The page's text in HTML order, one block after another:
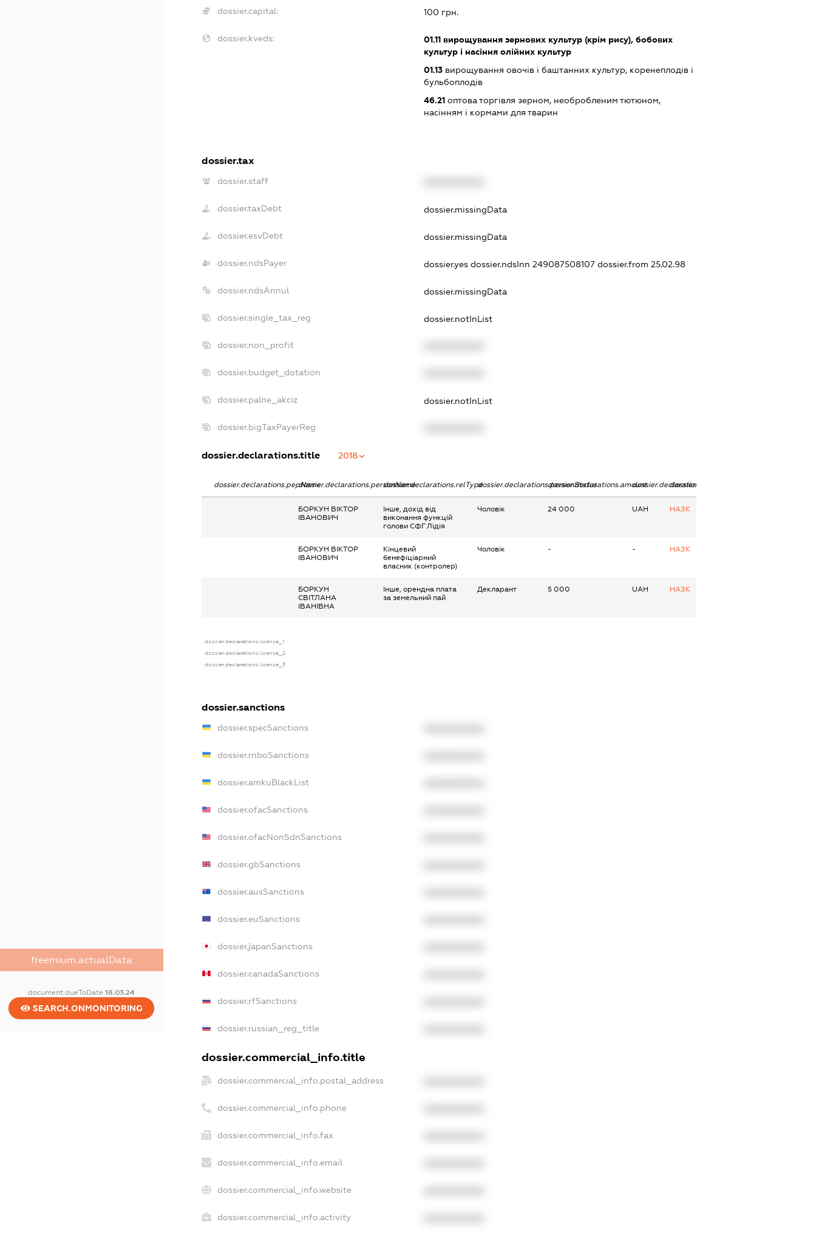
freemium.actualData
document.dueToDate18.03.24
SEARCH.ONMONITORING
dossier.capital: 100 грн.
dossier.kveds: 01.11 вирощування зернових культур (крім рису), бобових
культур і насіння олійних культур
01.13 вирощування овочів і баштанних культур, коренеплодів і
бульбоплодів
46.21 оптова торгівля зерном, необробленим тютюном,
насінням і кормами для тварин
dossier.tax
dossier.staff
dossier.taxDebt dossier.missingData
dossier.esvDebt dossier.missingData
dossier.ndsPayer dossier.yesdossier.ndsInn 249087508107dossier.from 25.02.98
dossier.ndsAnnul dossier.missingData
dossier.single_tax_reg dossier.notInList
dossier.non_profit
dossier.budget_dotation
dossier.palne_akciz dossier.notInList
dossier.bigTaxPayerReg
dossier.declarations.title 2018
dossier.declarations.pepNamedossier.declarations.personNamedossier.declarations.relTypedossier.declarations.personStatusdossier.declarations.amountdossier.declarations.currency
dossier.declarations.source
БОРКУН ВІКТОР
ІВАНОВИЧ
Інше, дохід від
виконання функцій
голови СФГ Лідія
Чоловік 24 000 UAH НАЗК
БОРКУН ВІКТОР
ІВАНОВИЧ
Кінцевий
бенефіціарний
власник (контролер)
Чоловік - - НАЗК
БОРКУН
СВІТЛАНА
ІВАНІВНА
Інше, орендна плата
за земельний пай
Декларант 5 000 UAH НАЗК
dossier.declarations.license_1
dossier.declarations.license_2
dossier.declarations.license_3
dossier.sanctions
dossier.specSanctions
dossier.rnboSanctions
dossier.amkuBlackList
dossier.ofacSanctions
dossier.ofacNonSdnSanctions
dossier.gbSanctions
dossier.ausSanctions
dossier.euSanctions
dossier.japanSanctions
dossier.canadaSanctions
dossier.rfSanctions
dossier.russian_reg_title
dossier.commercial_info.title
dossier.commercial_info.postal_address
dossier.commercial_info.phone
dossier.commercial_info.fax
dossier.commercial_info.email
dossier.commercial_info.website
dossier.commercial_info.activity